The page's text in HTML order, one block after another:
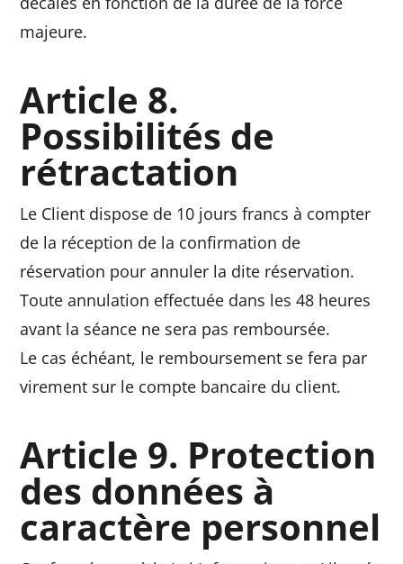
majeure.
Article 8.
Possibilités de
rétractation
Le Client dispose de 10 jours francs à compter
de la réception de la confirmation de
réservation pour annuler la dite réservation.
Toute annulation effectuée dans les 48 heures
avant la séance ne sera pas remboursée.
Le cas échéant, le remboursement se fera par
virement sur le compte bancaire du client.
Article 9. Protection
des données à
caractère personnel